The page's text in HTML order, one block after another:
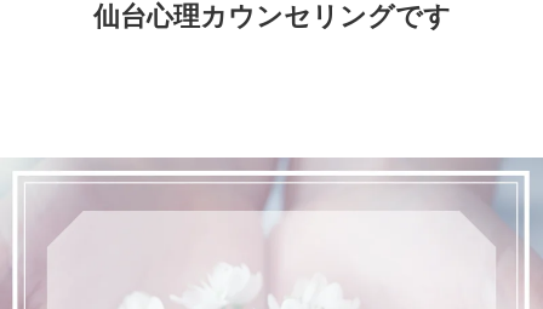
仙台心理カウンセリングです